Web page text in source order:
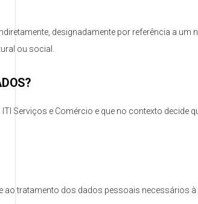
designadamente por referência a
ou social.
Serviços e Comércio e que no contexto
ao tratamento dos dados pessoais necessários